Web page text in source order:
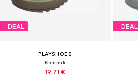
DEAL
PLAYSHOES
Kummik
19,71 €
DEAL